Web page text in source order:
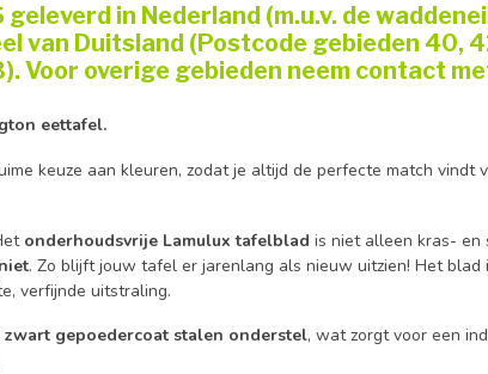
in Nederland (m.u.v. de
van Duitsland (Postcode gebieden 40,
Voor overige gebieden neem contact
eettafel.
keuze aan kleuren, zodat je altijd de perfecte match vindt
onderhoudsvrije Lamulux tafelblad is niet alleen kras- en
. Zo blijft jouw tafel er jarenlang als nieuw uitzien! Het blad
verfijnde uitstraling.
zwart gepoedercoat stalen onderstel, wat zorgt voor een